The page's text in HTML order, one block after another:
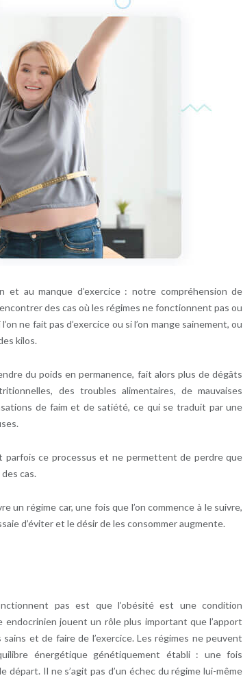
et au manque d’exercice : notre compréhension de
des cas où les régimes ne fonctionnent pas ou
ne fait pas d’exercice ou si l’on mange sainement, ou
kilos.
du poids en permanence, fait alors plus de dégâts
des troubles alimentaires, de mauvaises
de faim et de satiété, ce qui se traduit par une
parfois ce processus et ne permettent de perdre que
cas.
régime car, une fois que l’on commence à le suivre,
d’éviter et le désir de les consommer augmente.
pas est que l’obésité est une condition
jouent un rôle plus important que l’apport
et de faire de l’exercice. Les régimes ne peuvent
énergétique génétiquement établi : une fois
Il ne s’agit pas d’un échec du régime lui-même